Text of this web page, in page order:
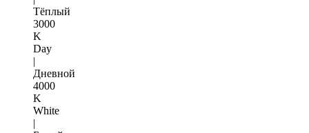
Тёплый
3000
K
Day
|
Дневной
4000
K
White
|